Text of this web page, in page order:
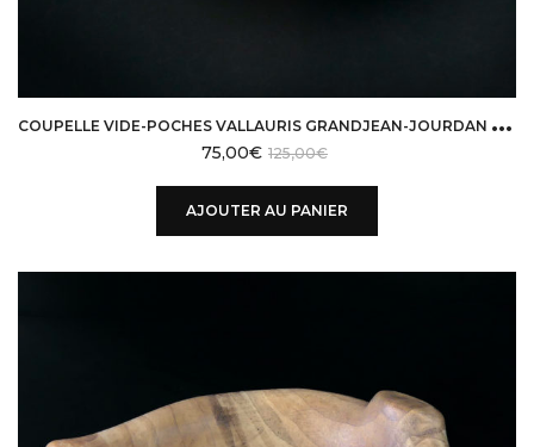
C
OUPELLE VIDE-POCHES VALLAURIS GRANDJEAN-JOURDAN EN PORCELAINE FAUX BOIS 50
125,00€
75,00€
AJOUTER AU PANIER